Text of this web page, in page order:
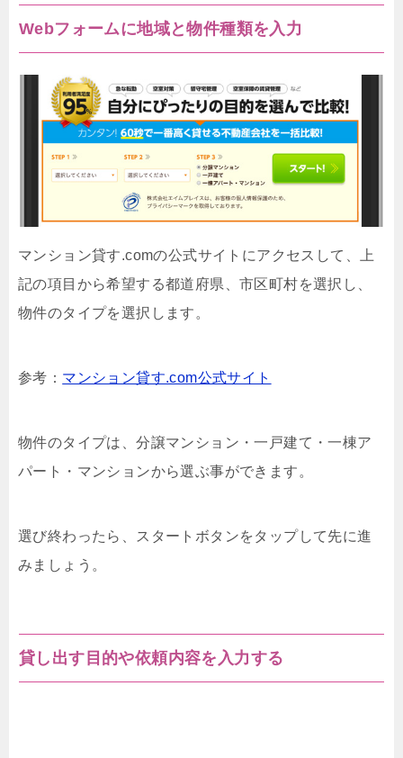
Webフォームに地域と物件種類を入力
マンション貸す.comの公式サイトにアクセスして、上
記の項目から希望する都道府県、市区町村を選択し、
物件のタイプを選択します。
参考： マンション貸す.com公式サイト
物件のタイプは、分譲マンション・一戸建て・一棟ア
パート・マンションから選ぶ事ができます。
選び終わったら、スタートボタンをタップして先に進
みましょう。
貸し出す目的や依頼内容を入力する